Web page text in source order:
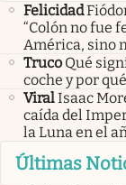
Felicidad
“Colón no fue
América, sino
Truco Qué
coche y por
ViralIsaac
caída del
la Luna en el
Últimas